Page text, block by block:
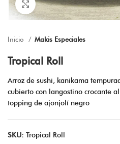
Click to enlarge
Inicio Makis Especiales
Tropical Roll
Arroz de sushi, kanikama
cubierto con langostino crocante
topping de ajonjolí negro
SKU: Tropical Roll